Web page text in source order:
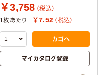
￥3,758 （税込）
1枚あたり
￥7.52 （税込）
カゴへ
マイカタログ登録